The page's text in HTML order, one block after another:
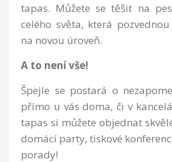
tapas. Můžete se těšit na
celého světa, která
na novou úroveň.
A to není vše!
Špejle se postará o
přímo u vás doma, či v
tapas si můžete objednat
domácí party, tiskové
porady!